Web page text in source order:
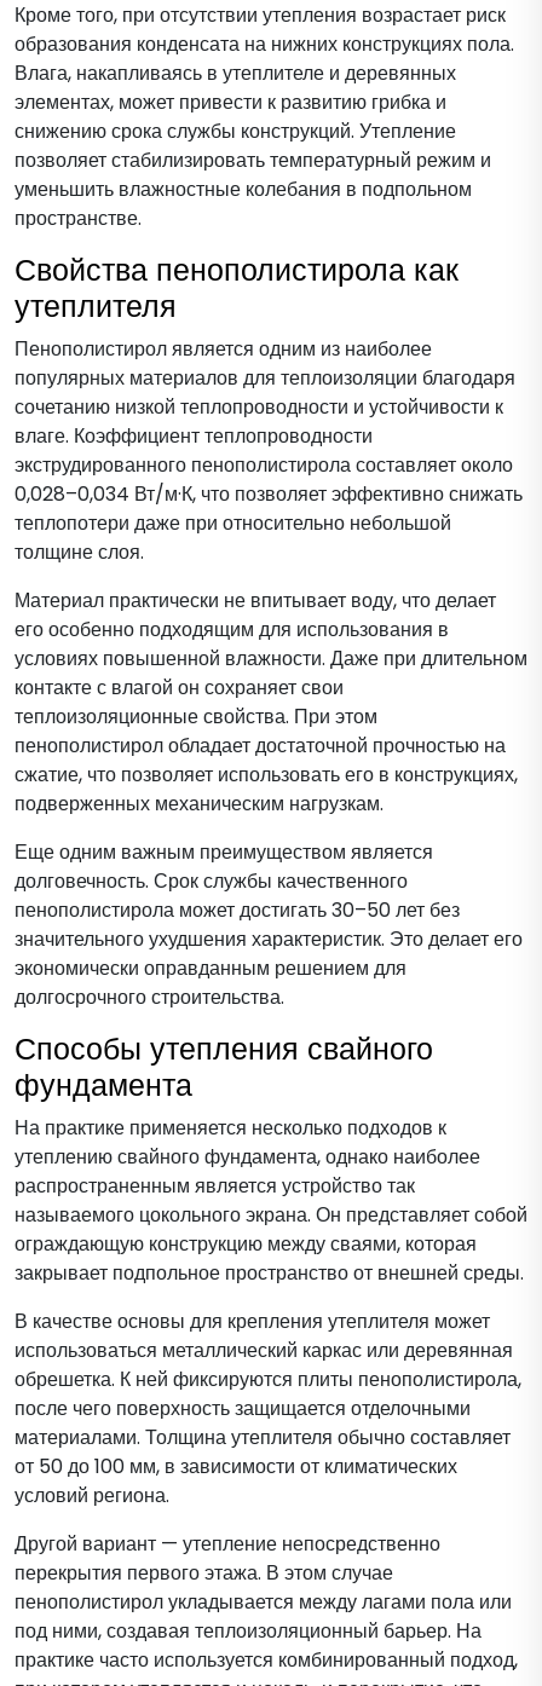
Кроме того, при отсутствии утепления возрастает риск
образования конденсата на нижних конструкциях пола.
Влага, накапливаясь в утеплителе и деревянных
элементах, может привести к развитию грибка и
снижению срока службы конструкций. Утепление
позволяет стабилизировать температурный режим и
уменьшить влажностные колебания в подпольном
пространстве.
Свойства пенополистирола как
утеплителя
Пенополистирол является одним из наиболее
популярных материалов для теплоизоляции благодаря
сочетанию низкой теплопроводности и устойчивости к
влаге. Коэффициент теплопроводности
экструдированного пенополистирола составляет около
0,028–0,034 Вт/м·К, что позволяет эффективно снижать
теплопотери даже при относительно небольшой
толщине слоя.
Материал практически не впитывает воду, что делает
его особенно подходящим для использования в
условиях повышенной влажности. Даже при длительном
контакте с влагой он сохраняет свои
теплоизоляционные свойства. При этом
пенополистирол обладает достаточной прочностью на
сжатие, что позволяет использовать его в конструкциях,
подверженных механическим нагрузкам.
Еще одним важным преимуществом является
долговечность. Срок службы качественного
пенополистирола может достигать 30–50 лет без
значительного ухудшения характеристик. Это делает его
экономически оправданным решением для
долгосрочного строительства.
Способы утепления свайного
фундамента
На практике применяется несколько подходов к
утеплению свайного фундамента, однако наиболее
распространенным является устройство так
называемого цокольного экрана. Он представляет собой
ограждающую конструкцию между сваями, которая
закрывает подпольное пространство от внешней среды.
В качестве основы для крепления утеплителя может
использоваться металлический каркас или деревянная
обрешетка. К ней фиксируются плиты пенополистирола,
после чего поверхность защищается отделочными
материалами. Толщина утеплителя обычно составляет
от 50 до 100 мм, в зависимости от климатических
условий региона.
Другой вариант — утепление непосредственно
перекрытия первого этажа. В этом случае
пенополистирол укладывается между лагами пола или
под ними, создавая теплоизоляционный барьер. На
практике часто используется комбинированный подход,